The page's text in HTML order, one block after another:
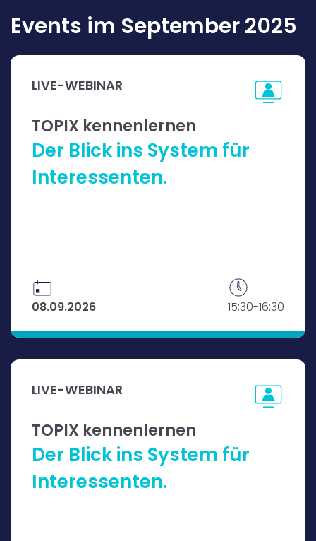
und Prozesse abbildet. Am Ende gehen sie
auf Ihre individuellen Fragen ein.
Events im September 2025
LIVE-WEBINAR
TOPIX kennenlernen
Der Blick ins System für
Interessenten.
08.09.2026 15:30-16:30
Unsere Experten zeigen Ihnen, wie TOPIX tickt
und Prozesse abbildet. Am Ende gehen sie
auf Ihre individuellen Fragen ein.
Jetzt informieren und kostenfrei
anmelden
LIVE-WEBINAR
TOPIX kennenlernen
Der Blick ins System für
Interessenten.